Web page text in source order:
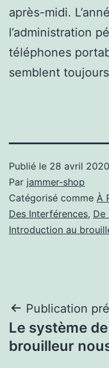
après-midi.
l’administration
téléphones
semblent
Publié le 28 avril 2020
Par jammer-shop
Catégorisé comme À
Des Interférences, De
Introduction au
de
Publication
Le système
brouilleur